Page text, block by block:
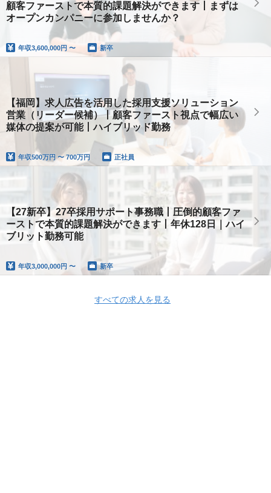
顧客ファーストで本質的課題解決ができます丨まずは
オープンカンパニーに参加しませんか？
年収3,600,000円 〜 新卒
【福岡】求人広告を活用した採用支援ソリューション
営業（リーダー候補）丨顧客ファースト視点で幅広い
媒体の提案が可能丨ハイブリッド勤務
年収500万円 〜 700万円 正社員
【27新卒】27卒採用サポート事務職丨圧倒的顧客ファ
ーストで本質的課題解決ができます丨年休128日｜ハイ
ブリット勤務可能
年収3,000,000円 〜 新卒
すべての求人を見る